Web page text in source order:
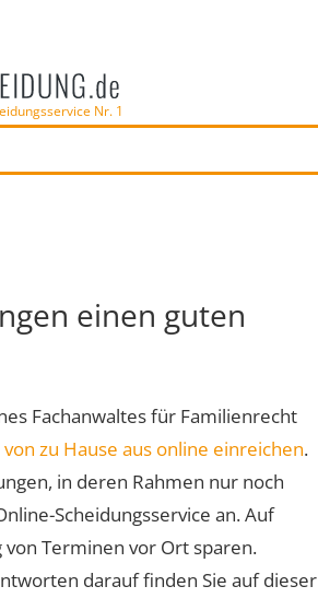
Nr. 1
einen guten
Fachanwaltes für Familienrecht
zu Hause aus online einreichen.
in deren Rahmen nur noch
Scheidungsservice an. Auf
Terminen vor Ort sparen.
darauf finden Sie auf dieser